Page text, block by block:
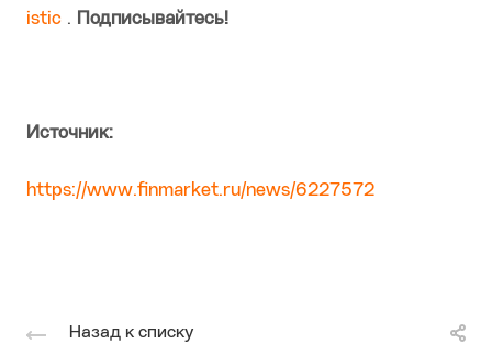
istic . Подписывайтесь!
Источник:
https://www.finmarket.ru/news/6227572
Назад к списку